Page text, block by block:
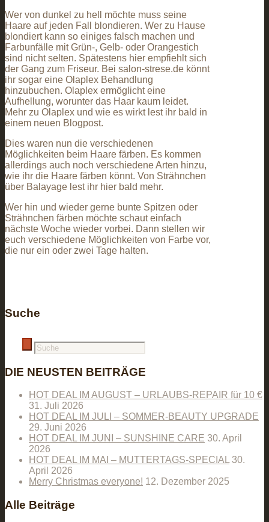
Wer von dunkel zu hell möchte muss seine
Haare auf jeden Fall blondieren. Wer zu Hause
blondiert kann so einiges falsch machen und
Farbunfälle mit Grün-, Gelb- oder Orangestich
sind nicht selten. Spätestens hier empfiehlt sich
der Gang zum Friseur. Bei salon-strese.de könnt
ihr sogar eine Olaplex Behandlung
hinzubuchen. Olaplex ermöglicht eine
Aufhellung, worunter das Haar kaum leidet.
Mehr zu Olaplex und wie es wirkt lest ihr bald in
einem neuen Blogpost.
Dies waren nun die verschiedenen
Möglichkeiten beim Haare färben. Es kommen
allerdings auch noch verschiedene Arten hinzu,
wie ihr die Haare färben könnt. Von Strähnchen
über Balayage lest ihr hier bald mehr.
Wer hin und wieder gerne bunte Spitzen oder
Strähnchen färben möchte schaut einfach
nächste Woche wieder vorbei. Dann stellen wir
euch verschiedene Möglichkeiten von Farbe vor,
die nur ein oder zwei Tage halten.
Suche
DIE NEUSTEN BEITRÄGE
HOT DEAL IM AUGUST – URLAUBS-REPAIR für 10 €
31. Juli 2026
HOT DEAL IM JULI – SOMMER-BEAUTY UPGRADE
29. Juni 2026
HOT DEAL IM JUNI – SUNSHINE CARE 30. April
2026
HOT DEAL IM MAI – MUTTERTAGS-SPECIAL 30.
April 2026
Merry Christmas everyone! 12. Dezember 2025
Alle Beiträge